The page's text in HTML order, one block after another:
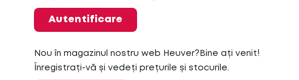
Autentificare
Nou în magazinul nostru web Heuver?Bine ați venit!
Înregistrați-vă și vedeți prețurile și stocurile.